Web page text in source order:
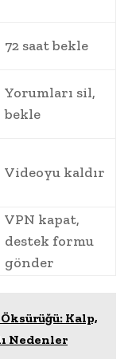
72 saat bekle
Yorumları sil,
bekle
Videoyu kaldır
VPN kapat,
destek formu
gönder
Kalp,
Nedenler